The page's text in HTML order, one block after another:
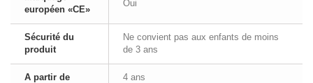
européen «CE»
Oui
Sécurité du
produit
Ne convient pas aux enfants de moins
de 3 ans
A partir de 4 ans